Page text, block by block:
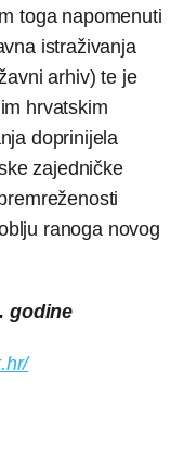
toga napomenuti
istraživanja
arhiv) te je
hrvatskim
doprinijela
zajedničke
ranoga novog
godine